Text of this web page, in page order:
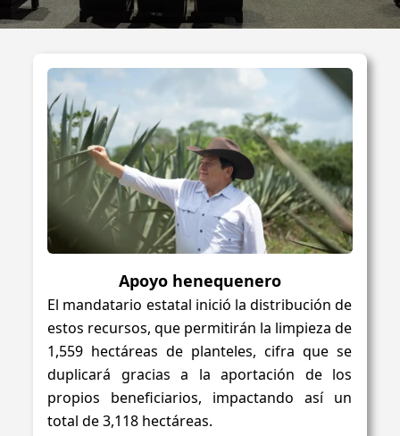
Apoyo henequenero
El mandatario estatal inició la distribución de
estos recursos, que permitirán la limpieza de
1,559 hectáreas de planteles, cifra que se
duplicará gracias a la aportación de los
propios beneficiarios, impactando así un
total de 3,118 hectáreas.